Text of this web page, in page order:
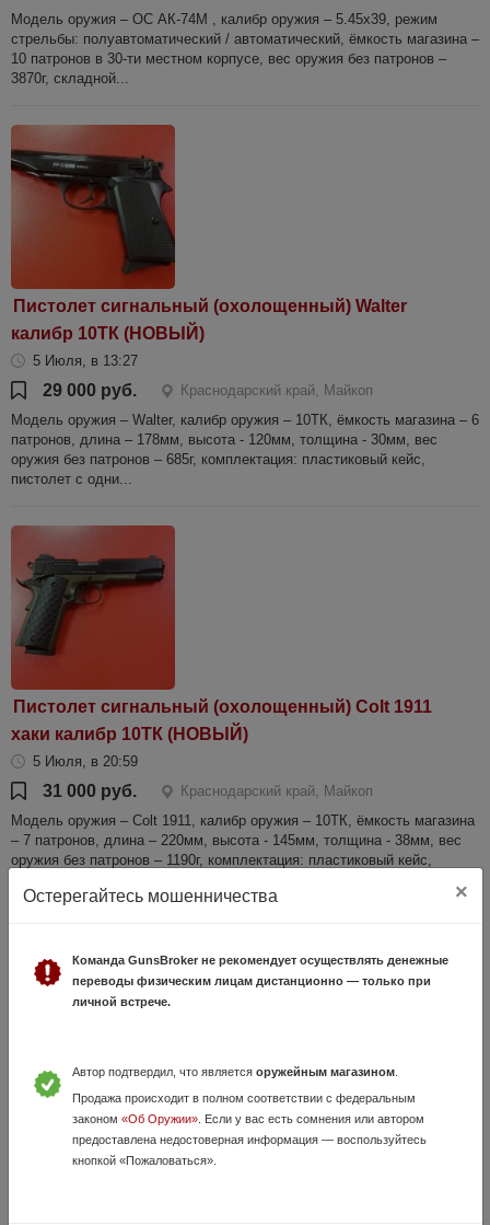
Модель оружия – ОС АК-74М , калибр оружия – 5.45x39, режим
стрельбы: полуавтоматический / автоматический, ёмкость магазина –
10 патронов в 30-ти местном корпусе, вес оружия без патронов –
3870г, складной...
Пистолет сигнальный (охолощенный) Walter
калибр 10ТК (НОВЫЙ)
5 Июля, в 13:27
29 000 руб.
Краснодарский край, Майкоп
Модель оружия – Walter, калибр оружия – 10ТК, ёмкость магазина – 6
патронов, длина – 178мм, высота - 120мм, толщина - 30мм, вес
оружия без патронов – 685г, комплектация: пластиковый кейс,
пистолет с одни...
Пистолет сигнальный (охолощенный) Colt 1911
хаки калибр 10ТК (НОВЫЙ)
5 Июля, в 20:59
31 000 руб.
Краснодарский край, Майкоп
Модель оружия – Colt 1911, калибр оружия – 10ТК, ёмкость магазина
– 7 патронов, длина – 220мм, высота - 145мм, толщина - 38мм, вес
оружия без патронов – 1190г, комплектация: пластиковый кейс,
Пистолет сигнальный (охолощенный) Walter
калибр 10ТК (НОВЫЙ)
21 Июня, в 15:18
Остерегайтесь мошенничества ×
Команда GunsBroker не рекомендует осуществлять денежные
переводы физическим лицам дистанционно — только при
личной встрече.
Автор подтвердил, что является оружейным магазином.
Продажа происходит в полном соответствии с федеральным
законом «Об Оружии». Если у вас есть сомнения или автором
предоставлена недостоверная информация — воспользуйтесь
кнопкой «Пожаловаться».